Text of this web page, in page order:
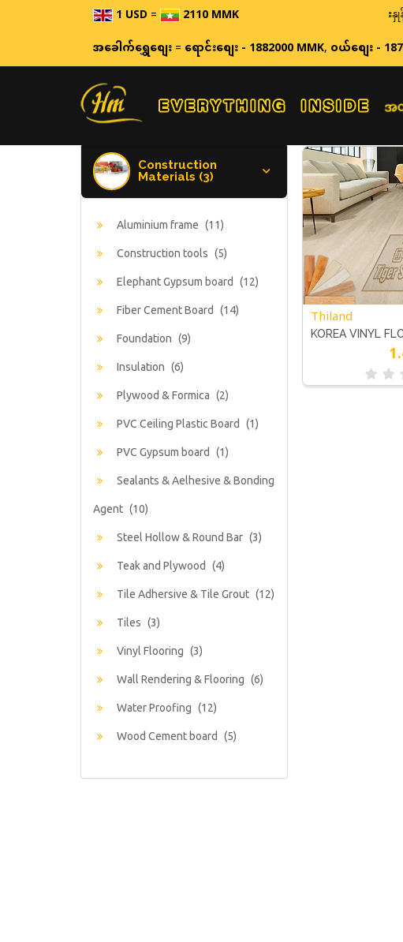
1 USD= 2110 MMK ဈေးနှုန်း
အခေါက်ရွှေစျေး=ရောင်းစျေး - 1882000 MMK,ဝယ်စျေး -
အ
Construction
Materials (3)
Aluminium frame (11)
Construction tools (5)
Elephant Gypsum board (12)
Fiber Cement Board (14)
Foundation (9)
Insulation (6)
Plywood & Formica (2)
PVC Ceiling Plastic Board (1)
PVC Gypsum board (1)
Sealants & Aelhesive & Bonding
Agent (10)
Steel Hollow & Round Bar (3)
Teak and Plywood (4)
Tile Adhersive & Tile Grout (12)
Tiles (3)
Vinyl Flooring (3)
Wall Rendering & Flooring (6)
Water Proofing (12)
Wood Cement board (5)
Thiland
KOREA VINYL